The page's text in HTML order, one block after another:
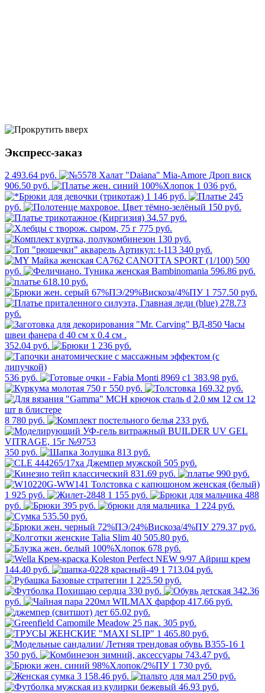
Экспресс-заказ
2 493.64 руб.
906.50 руб.
1 036 руб.
1 146 руб.
245
руб.
150 руб.
34.57 руб.
775 руб.
130 руб.
340 руб.
500
руб.
596.86 руб.
618.10 руб.
1 757.50 руб.
278.73
руб.
352.04 руб. 1 236 руб.
536 руб.
383.98 руб.
550 руб.
169.32 руб.
8 780 руб. 233 руб.
350 руб.
813 руб.
505 руб.
831.69 руб.
990 руб.
1 925 руб. 1 155 руб.
488
руб.
395 руб.
1 224 руб.
535.50 руб.
279.37 руб.
505.80 руб.
678 руб.
144.40 руб.
1 713.04 руб.
1 225.50 руб.
330 руб.
342.36
руб.
417.66 руб.
65.02 руб.
305 руб.
1 465.80 руб.
1
350 руб.
743.47 руб.
1 730 руб.
3 158.46 руб.
250 руб.
46.93 руб.